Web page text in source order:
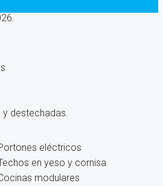
y destechadas.
eléctricos
en yeso y cornisa
modulares